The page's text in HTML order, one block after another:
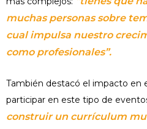
muchas personas sobre
cual impulsa nuestro
como profesionales”.
También destacó el impacto en
participar en este tipo de
construir un currículum